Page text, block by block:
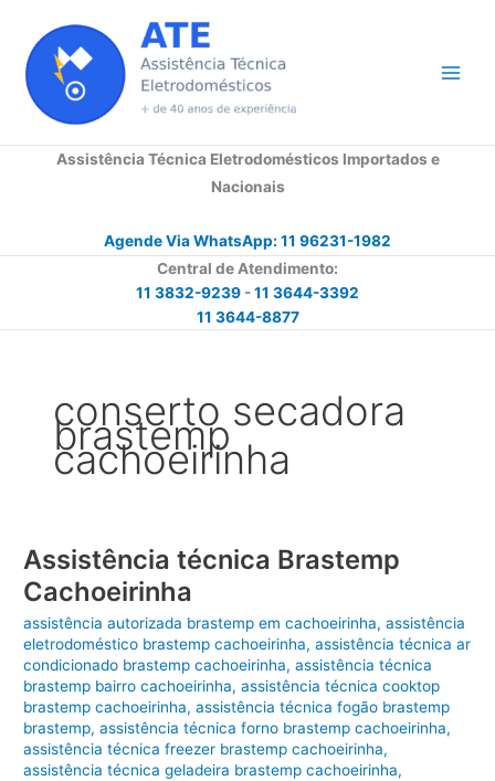
conteúdo
Assistência Técnica Eletrodomésticos Importados e
Nacionais
Agende Via WhatsApp: 11 96231-1982
Central de Atendimento:
11 3832-9239 -11 3644-3392
11 3644-8877
conserto secadora
brastemp
cachoeirinha
Assistência técnica Brastemp
Cachoeirinha
assistência autorizada brastemp em cachoeirinha,assistência
eletrodoméstico brastemp cachoeirinha,assistência técnica ar
condicionado brastemp cachoeirinha,assistência técnica
brastemp bairro cachoeirinha,assistência técnica cooktop
brastemp cachoeirinha,assistência técnica fogão brastemp
brastemp,assistência técnica forno brastemp cachoeirinha,
assistência técnica freezer brastemp cachoeirinha,
assistência técnica geladeira brastemp cachoeirinha,